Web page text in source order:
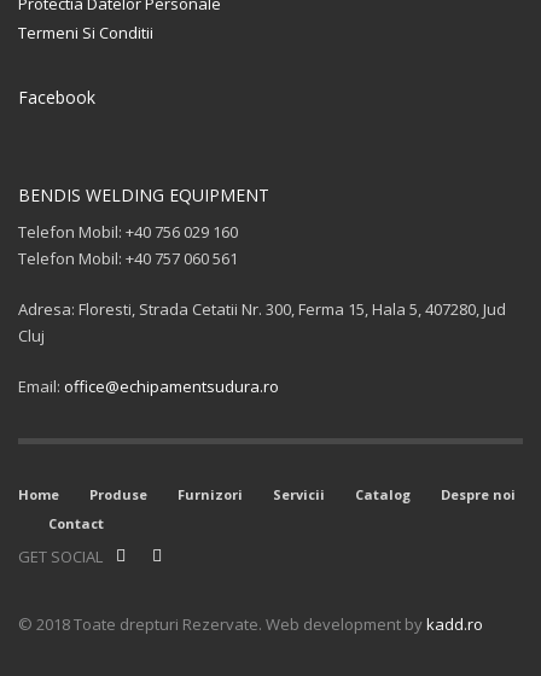
Termeni Si Conditii
Facebook
BENDIS WELDING EQUIPMENT
Telefon Mobil: +40 756 029 160
Telefon Mobil: +40 757 060 561
Adresa: Floresti, Strada Cetatii Nr. 300, Ferma 15, Hala 5, 407280, Jud
Cluj
Email: office@echipamentsudura.ro
Home Produse Furnizori Servicii Catalog
Despre noi
Contact
GET SOCIAL
© 2018 Toate drepturi Rezervate. Web development bykadd.ro